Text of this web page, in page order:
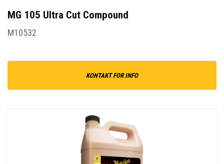
MG 105 Ultra Cut Compound
M10532
KONTAKT FOR INFO